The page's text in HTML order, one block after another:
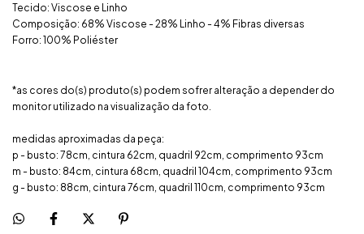
Tecido: Viscose e Linho
Composição: 68% Viscose - 28% Linho - 4% Fibras diversas
Forro: 100% Poliéster
*as cores do(s) produto(s) podem sofrer alteração a depender do
monitor utilizado na visualização da foto.
medidas aproximadas da peça:
p - busto: 78cm, cintura 62cm, quadril 92cm, comprimento 93cm
m - busto: 84cm, cintura 68cm, quadril 104cm, comprimento 93cm
g - busto: 88cm, cintura 76cm, quadril 110cm, comprimento 93cm